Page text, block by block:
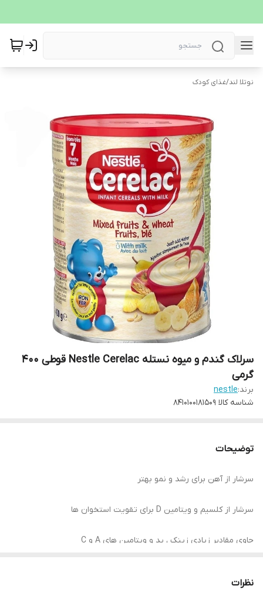
نوتلا لند/غذای کودک
سرلاک گندم و میوه نستله Nestle Cerelac قوطی 400
گرمی
برند:nestle
شناسه کالا 8410100181509
توضیحات
سرشار از آهن برای رشد و نمو بهتر
سرشار از کلسیم و ویتامین D برای تقویت استخوان ها
حاوی مقادیر زیادی زینک ، ید و ویتامین های A و C
نظرات